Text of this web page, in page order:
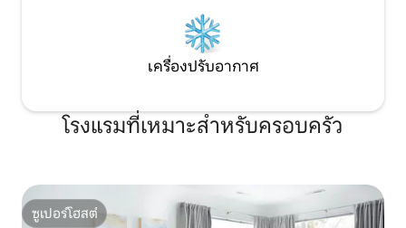
เครื่องปรับอากาศ
โรงแรมที่เหมาะสำหรับครอบครัว
ซูเปอร์โฮสต์
ซูเปอร์โฮสต์